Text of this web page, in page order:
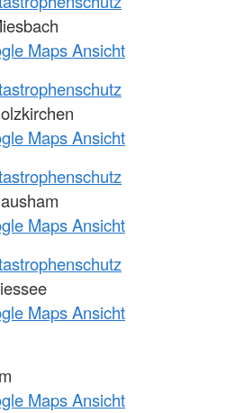
Maps Ansicht
Maps Ansicht
Maps Ansicht
Maps Ansicht
Maps Ansicht